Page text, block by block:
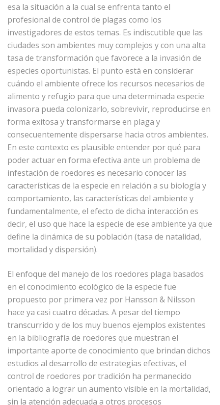
esa la situación a la cual se enfrenta tanto el
profesional de control de plagas como los
investigadores de estos temas. Es indiscutible que las
ciudades son ambientes muy complejos y con una alta
tasa de transformación que favorece a la invasión de
especies oportunistas. El punto está en considerar
cuándo el ambiente ofrece los recursos necesarios de
alimento y refugio para que una determinada especie
invasora pueda colonizarlo, sobrevivir, reproducirse en
forma exitosa y transformarse en plaga y
consecuentemente dispersarse hacia otros ambientes.
En este contexto es plausible entender por qué para
poder actuar en forma efectiva ante un problema de
infestación de roedores es necesario conocer las
características de la especie en relación a su biología y
comportamiento, las características del ambiente y
fundamentalmente, el efecto de dicha interacción es
decir, el uso que hace la especie de ese ambiente ya que
define la dinámica de su población (tasa de natalidad,
mortalidad y dispersión).
El enfoque del manejo de los roedores plaga basados
en el conocimiento ecológico de la especie fue
propuesto por primera vez por Hansson & Nilsson
hace ya casi cuatro décadas. A pesar del tiempo
transcurrido y de los muy buenos ejemplos existentes
en la bibliografía de roedores que muestran el
importante aporte de conocimiento que brindan dichos
estudios al desarrollo de estrategias efectivas, el
control de roedores por tradición ha permanecido
orientado a lograr un aumento visible en la mortalidad,
sin la atención adecuada a otros procesos